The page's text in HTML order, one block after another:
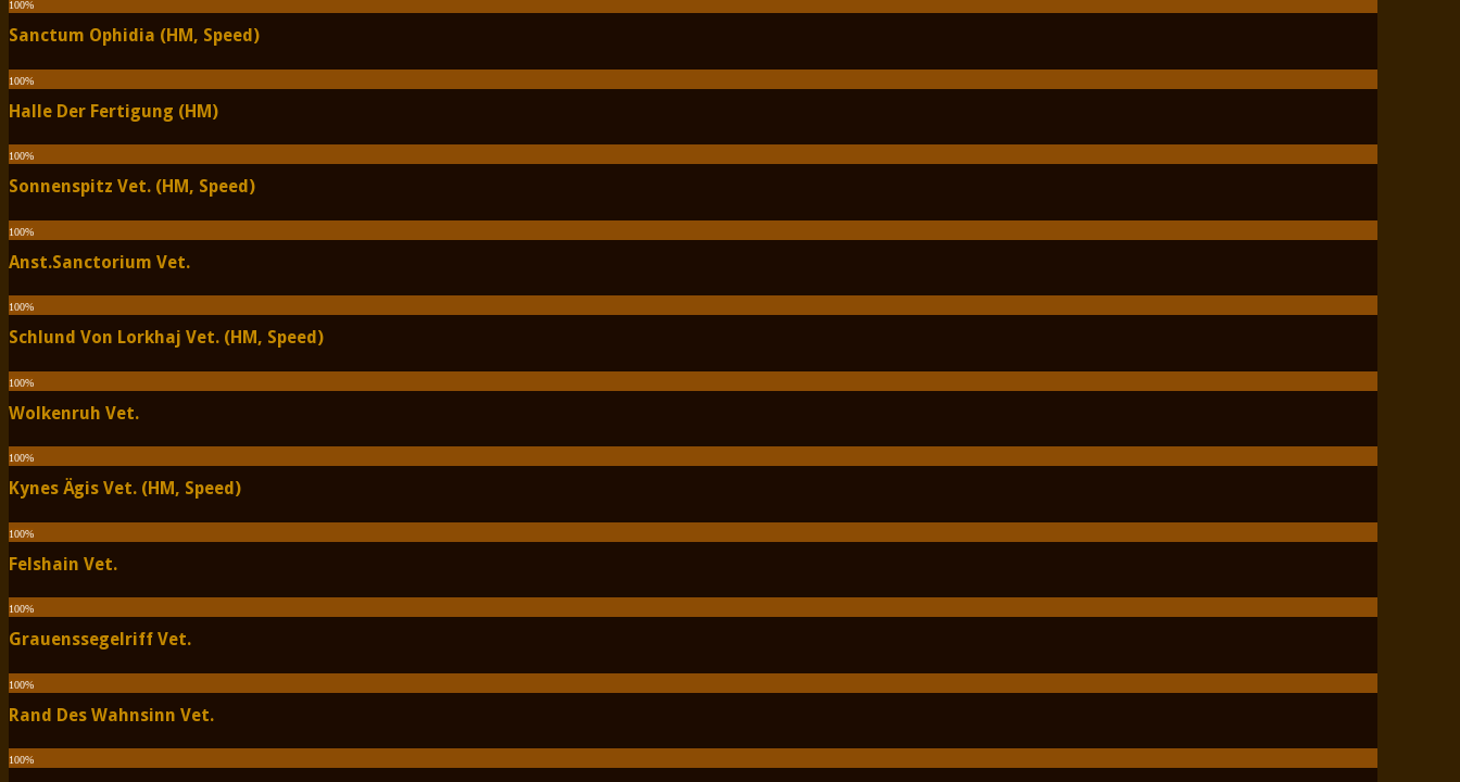
100%
Sanctum Ophidia (HM, Speed)
100%
Halle Der Fertigung (HM)
100%
Sonnenspitz Vet. (HM, Speed)
100%
Anst.Sanctorium Vet.
100%
Schlund Von Lorkhaj Vet. (HM, Speed)
100%
Wolkenruh Vet.
100%
Kynes Ägis Vet. (HM, Speed)
100%
Felshain Vet.
100%
Grauenssegelriff Vet.
100%
Rand Des Wahnsinn Vet.
100%